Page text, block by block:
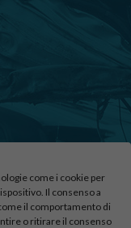
come i cookie per
Il consenso a
il comportamento di
o ritirare il consenso